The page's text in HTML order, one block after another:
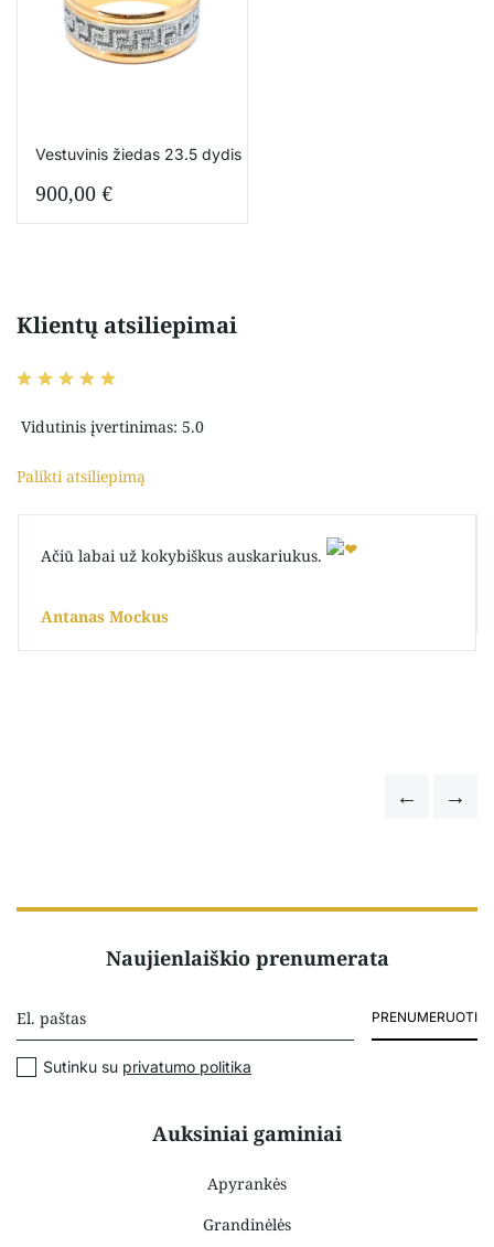
Vestuvinis žiedas 23.5 dydis
900,00 €
Klientų atsiliepimai
Vidutinis įvertinimas: 5.0
Palikti atsiliepimą
Ačiū labai už kokybiškus auskariukus.
Antanas Mockus
Auksiniai gaminiai
Apyrankės
Grandinėlės
Naujienlaiškio prenumerata
PRENUMERUOTI
Sutinku su privatumo politika